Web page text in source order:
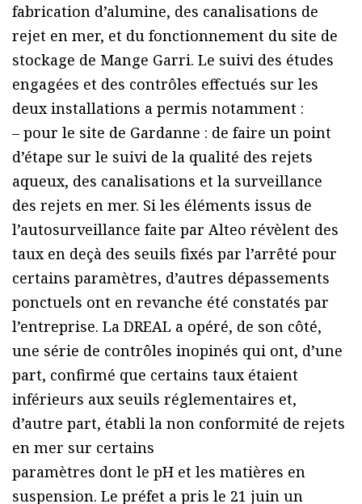
fabrication d’alumine, des canalisations de
rejet en mer, et du fonctionnement du site de
stockage de Mange Garri. Le suivi des études
engagées et des contrôles effectués sur les
deux installations a permis notamment :
– pour le site de Gardanne : de faire un point
d’étape sur le suivi de la qualité des rejets
aqueux, des canalisations et la surveillance
des rejets en mer. Si les éléments issus de
l’autosurveillance faite par Alteo révèlent des
taux en deçà des seuils fixés par l’arrêté pour
certains paramètres, d’autres dépassements
ponctuels ont en revanche été constatés par
l’entreprise. La DREAL a opéré, de son côté,
une série de contrôles inopinés qui ont, d’une
part, confirmé que certains taux étaient
inférieurs aux seuils réglementaires et,
d’autre part, établi la non conformité de rejets
en mer sur certains
paramètres dont le pH et les matières en
suspension. Le préfet a pris le 21 juin un